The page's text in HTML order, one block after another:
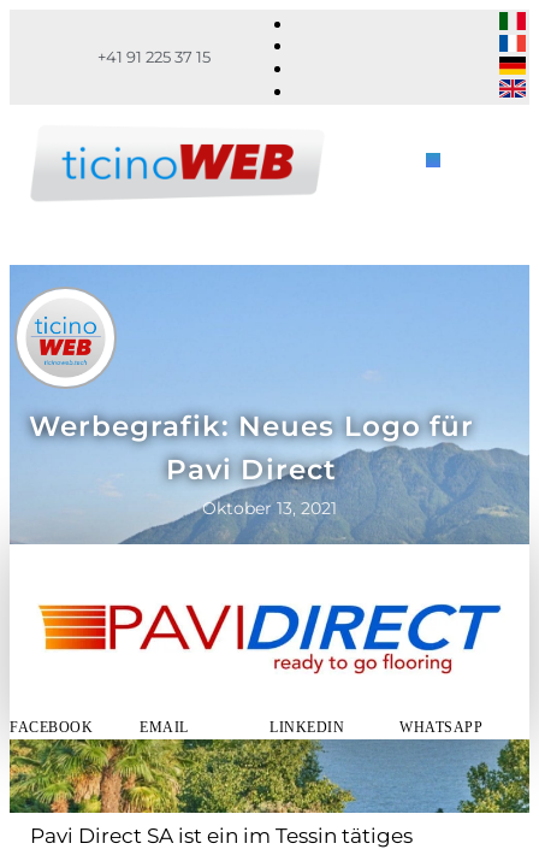
+41 91 225 37 15
Werbegrafik: Neues Logo für
Pavi Direct
Oktober 13, 2021
FACEBOOK EMAIL LINKEDIN WHATSAPP
Pavi Direct SA ist ein im Tessin tätiges